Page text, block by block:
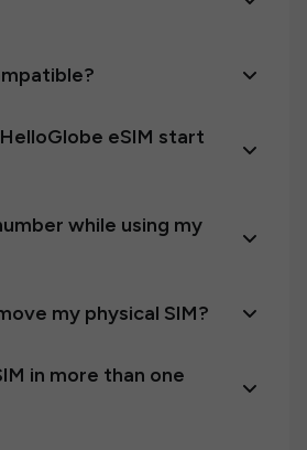
eSIM start
while using my
my physical SIM?
in more than one